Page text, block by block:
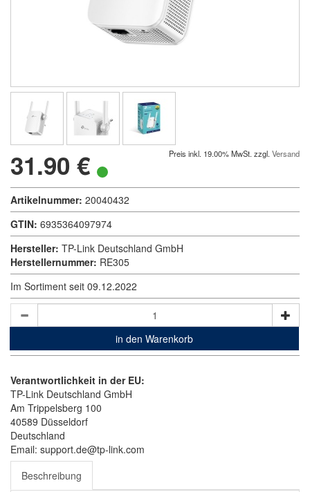
31.90 € Preis inkl. 19.00% MwSt. zzgl. Versand
Artikelnummer: 20040432
GTIN: 6935364097974
Hersteller: TP-Link Deutschland GmbH
Herstellernummer: RE305
Im Sortiment seit 09.12.2022
in den Warenkorb
Verantwortlichkeit in der EU:
TP-Link Deutschland GmbH
Am Trippelsberg 100
40589 Düsseldorf
Deutschland
Email: support.de@tp-link.com
Beschreibung